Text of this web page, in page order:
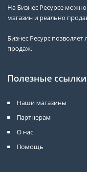
На Бизнес Ресурсе
магазин и реально
Бизнес Ресурс позволяет
продаж.
Полезные ссылки
Наши магазины
Партнерам
О нас
Помощь